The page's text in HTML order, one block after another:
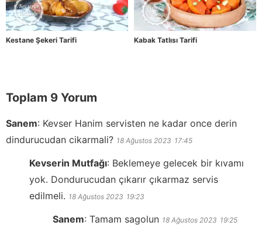
Kestane Şekeri Tarifi Kabak Tatlısı Tarifi
Toplam 9 Yorum
Sanem: Kevser Hanim servisten ne kadar once derin
dindurucudan cikarmali? 18 Ağustos 2023 17:45
Kevserin Mutfağı: Beklemeye gelecek bir kıvamı
yok. Dondurucudan çıkarır çıkarmaz servis
edilmeli. 18 Ağustos 2023 19:23
Sanem: Tamam sagolun 18 Ağustos 2023 19:25